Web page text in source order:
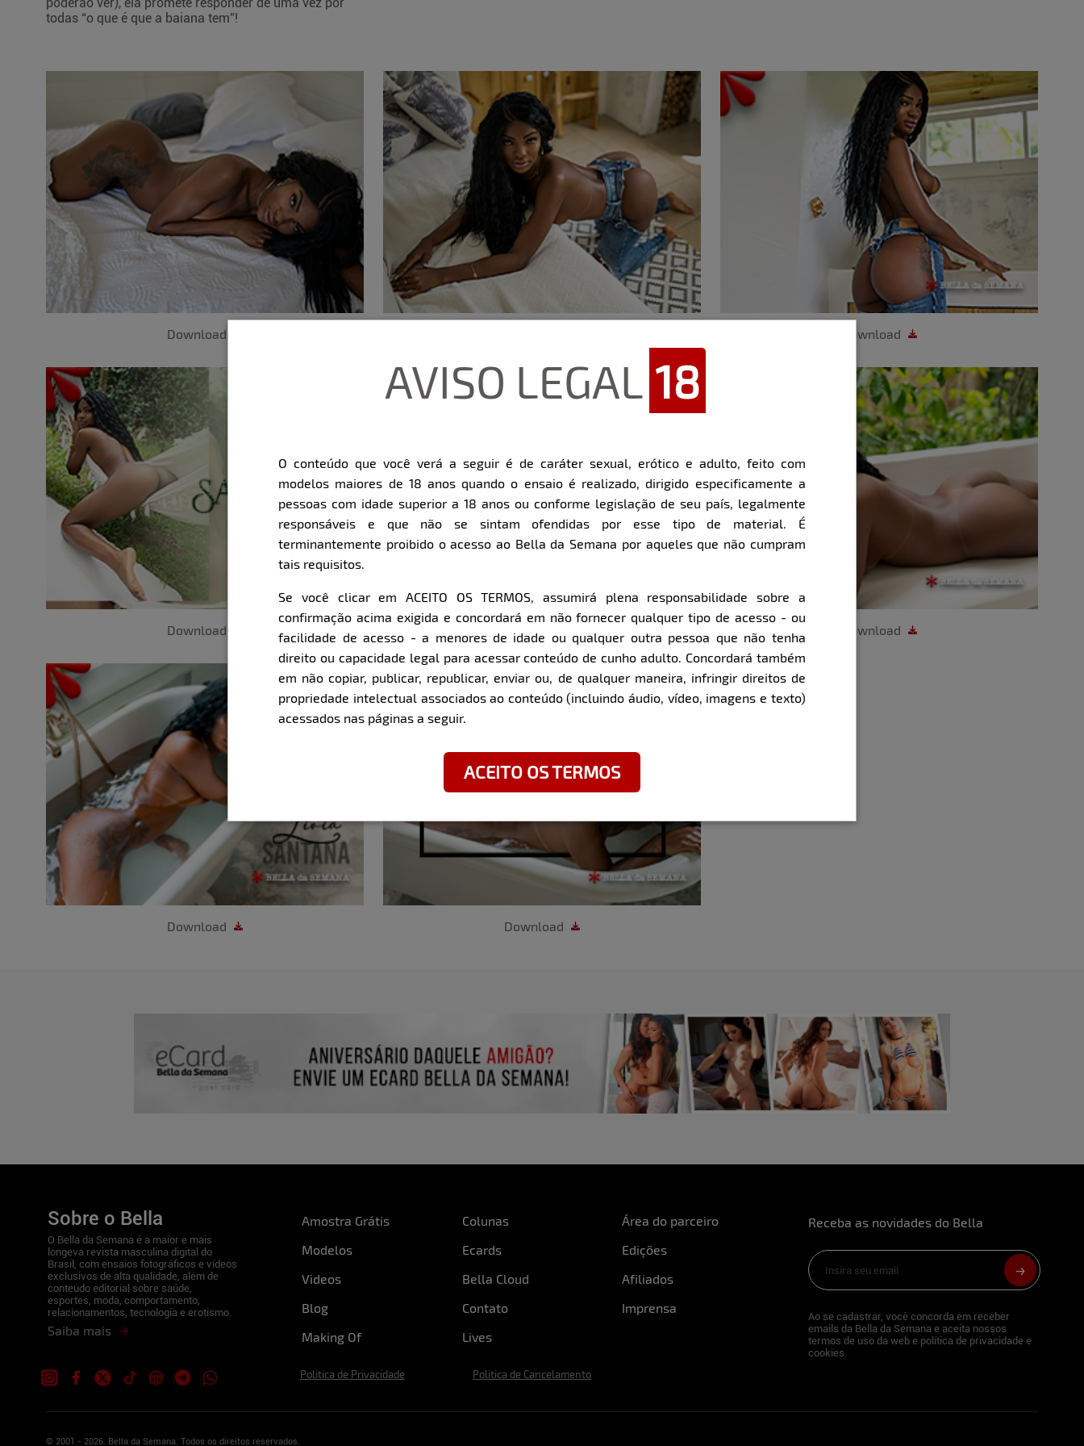
todas “o que é que a baiana tem”!
Download Download
Download Download Download
Download Download
AVISO LEGAL 18
O conteúdo que você verá a seguir é de caráter sexual, erótico e adulto, feito com
modelos maiores de 18 anos quando o ensaio é realizado, dirigido especificamente a
pessoas com idade superior a 18 anos ou conforme legislação de seu país, legalmente
responsáveis e que não se sintam ofendidas por esse tipo de material. É
terminantemente proibido o acesso ao Bella da Semana por aqueles que não cumpram
tais requisitos.
Se você clicar em ACEITO OS TERMOS, assumirá plena responsabilidade sobre a
confirmação acima exigida e concordará em não fornecer qualquer tipo de acesso - ou
facilidade de acesso - a menores de idade ou qualquer outra pessoa que não tenha
direito ou capacidade legal para acessar conteúdo de cunho adulto. Concordará também
em não copiar, publicar, republicar, enviar ou, de qualquer maneira, infringir direitos de
propriedade intelectual associados ao conteúdo (incluindo áudio, vídeo, imagens e texto)
acessados nas páginas a seguir.
ACEITO OS TERMOS
Sobre o Bella
O Bella da Semana é a maior e mais
longeva revista masculina digital do
Brasil, com ensaios fotográficos e vídeos
exclusivos de alta qualidade, além de
conteúdo editorial sobre saúde,
esportes, moda, comportamento,
relacionamentos, tecnologia e erotismo.
Saiba mais
Amostra Grátis Colunas
Área do parceiro
Modelos
Ecards
Edições
Videos
Bella Cloud
Afiliados
Blog
Contato
Imprensa
Making Of
Lives
Receba as novidades do Bella
Ao se cadastrar, você concorda em receber
emails da Bella da Semana e aceita nossos
termos de uso da web e política de privacidade e
cookies.
Politica de Privacidade Politica de Cancelamento
© 2001 - 2026. Bella da Semana. Todos os direitos reservados.